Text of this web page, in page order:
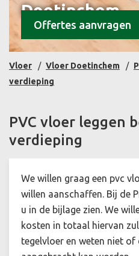
Doetinchem
Offertes aanvragen
Vloer Vloer Doetinchem
verdieping
PVC vloer leggen
verdieping
We willen graag een pvc
willen aanschaffen. Bij de
u in de bijlage zien. We
kosten in totaal hiervan
tegelvloer en weten niet